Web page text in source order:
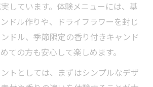
しています。体験メニューには、基
ドル作りや、ドライフラワーを封じ
ドル、季節限定の香り付きキャンド
ての方も安心して楽しめます。
トとしては、まずはシンプルなデザ